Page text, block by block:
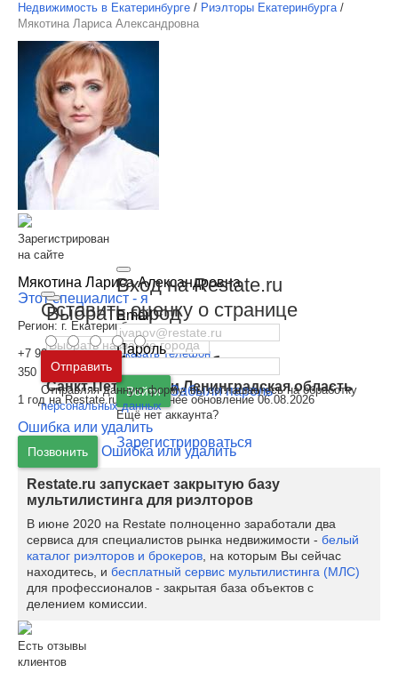
Выбрать город
Москва и
Московская область
Санкт-Петербург иЛенинградская область
Вход на Restate.ru
Email
Пароль
Войти Забыли пароль
Ещё нет аккаунта?
Зарегистрироваться
Недвижимость в Екатеринбурге / Риэлторы Екатеринбурга /
Мякотина Лариса Александровна
Зарегистрирован
на сайте
Мякотина Лариса Александровна
Этот специалист - я
Регион: г. Екатеринбург
+7 904 548XXXXПоказать телефон
350
1 год на Restate.ru | Последнее обновление 06.08.2026
Ошибка или удалить
Позвонить Ошибка или удалить
Restate.ru запускает закрытую базу
мультилистинга для риэлторов
В июне 2020 на Restate полноценно заработали два
сервиса для специалистов рынка недвижимости - белый
каталог риэлторов и брокеров , на которым Вы сейчас
находитесь, и бесплатный сервис мультилистинга (МЛС)
для профессионалов - закрытая база объектов с
делением комиссии.
Есть отзывы
клиентов
Оставить оценку о странице
Отправить
Отправляя данную форму, вы соглашаетесь на обработку
персональных данных